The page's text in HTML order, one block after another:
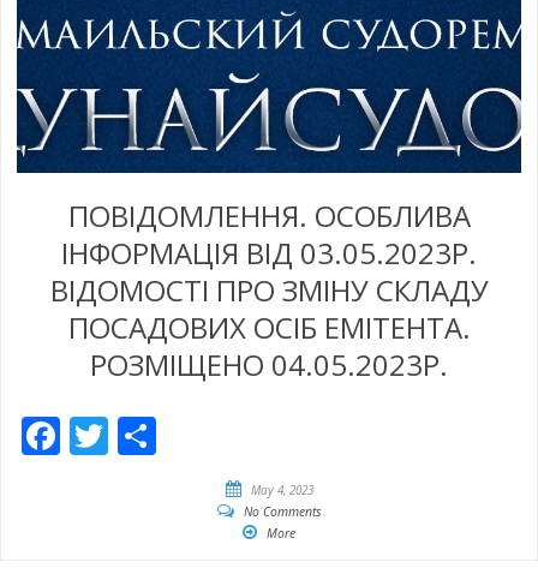
ПОВІДОМЛЕННЯ. ОСОБЛИВА
ІНФОРМАЦІЯ ВІД 03.05.2023Р.
ВІДОМОСТІ ПРО ЗМІНУ СКЛАДУ
ПОСАДОВИХ ОСІБ ЕМІТЕНТА.
РОЗМІЩЕНО 04.05.2023Р.
Facebook
Twitter
May 4, 2023
No Comments
More